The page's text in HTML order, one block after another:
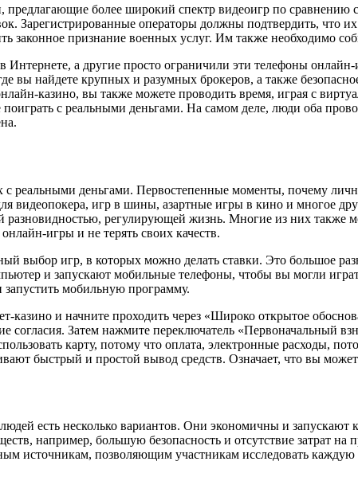
предлагающие более широкий спектр видеоигр по
Зарегистрированные операторы должны подтвердить, что
законное признание военных услуг. Им также необходимо
а другие просто ограничили эти телефоны
вы найдете крупных и разумных брокеров, а также
казино, вы также можете проводить время, играя с
поиграть с реальными деньгами. На самом деле, люди оба
с реальными деньгами. Первостепенные моменты, почему
видеопокера, игр в шины, азартные игры в кино и многое
разновидностью, регулирующей жизнь. Многие из них
игры и не терять своих качеств.
выбор игр, в которых можно делать ставки. Это большое
и запускают мобильные телефоны, чтобы вы могли
запустить мобильную программу.
казино и начните проходить через «Широко открытое
согласия. Затем нажмите переключатель «Первоначальный
карту, потому что оплата, электронные расходы,
быстрый и простой вывод средств. Означает, что вы
есть несколько вариантов. Они экономичны и
например, большую безопасность и отсутствие затрат
источникам, позволяющим участникам исследовать